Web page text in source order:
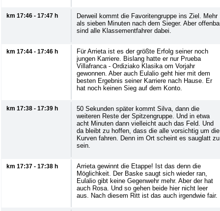
km 17:46 - 17:47 h
Derweil kommt die Favoritengruppe ins Ziel. Mehr
als sieben Minuten nach dem Sieger. Aber
sind alle Klassementfahrer dabei.
km 17:44 - 17:46 h
Für Arrieta ist es der größte Erfolg seiner noch
jungen Karriere. Bislang hatte er nur Prueba
Villafranca - Ordiziako Klasika om Vorjahr
gewonnen. Aber auch Eulalio geht hier mit dem
besten Ergebnis seiner Karriere nach Hause. Er
hat noch keinen Sieg auf dem Konto.
km 17:38 - 17:39 h
50 Sekunden später kommt Silva, dann die
weiteren Reste der Spitzengruppe. Und in etwa
acht Minuten dann vielleicht auch das Feld. Und
da bleibt zu hoffen, dass die alle vorsichtig um die
Kurven fahren. Denn im Ort scheint es sauglatt zu
sein.
km 17:37 - 17:38 h
Arrieta gewinnt die Etappe! Ist das denn die
Möglichkeit. Der Baske saugt sich wieder ran,
Eulalio gibt keine Gegenwehr mehr. Aber der hat
auch Rosa. Und so gehen beide hier nicht leer
aus. Nach diesem Ritt ist das auch irgendwie fair.